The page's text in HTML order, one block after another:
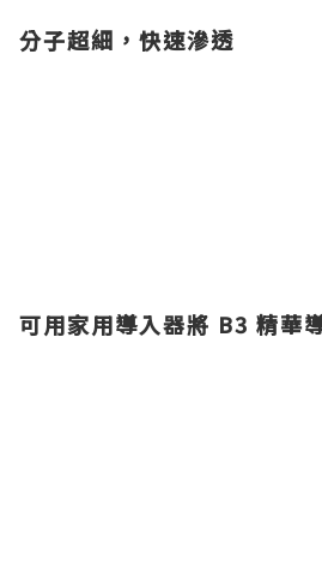
分子超細，快速滲透
可用家用導入器將 B3 精華